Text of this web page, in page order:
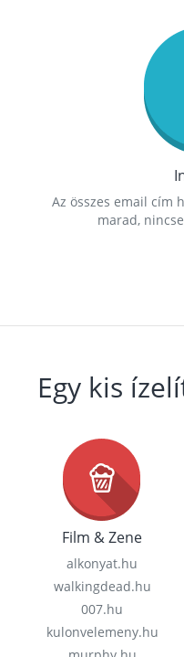
Az összes email cím
marad,
Egy kis
Film & Zene
alkonyat.hu
walkingdead.hu
007.hu
kulonvelemeny.hu